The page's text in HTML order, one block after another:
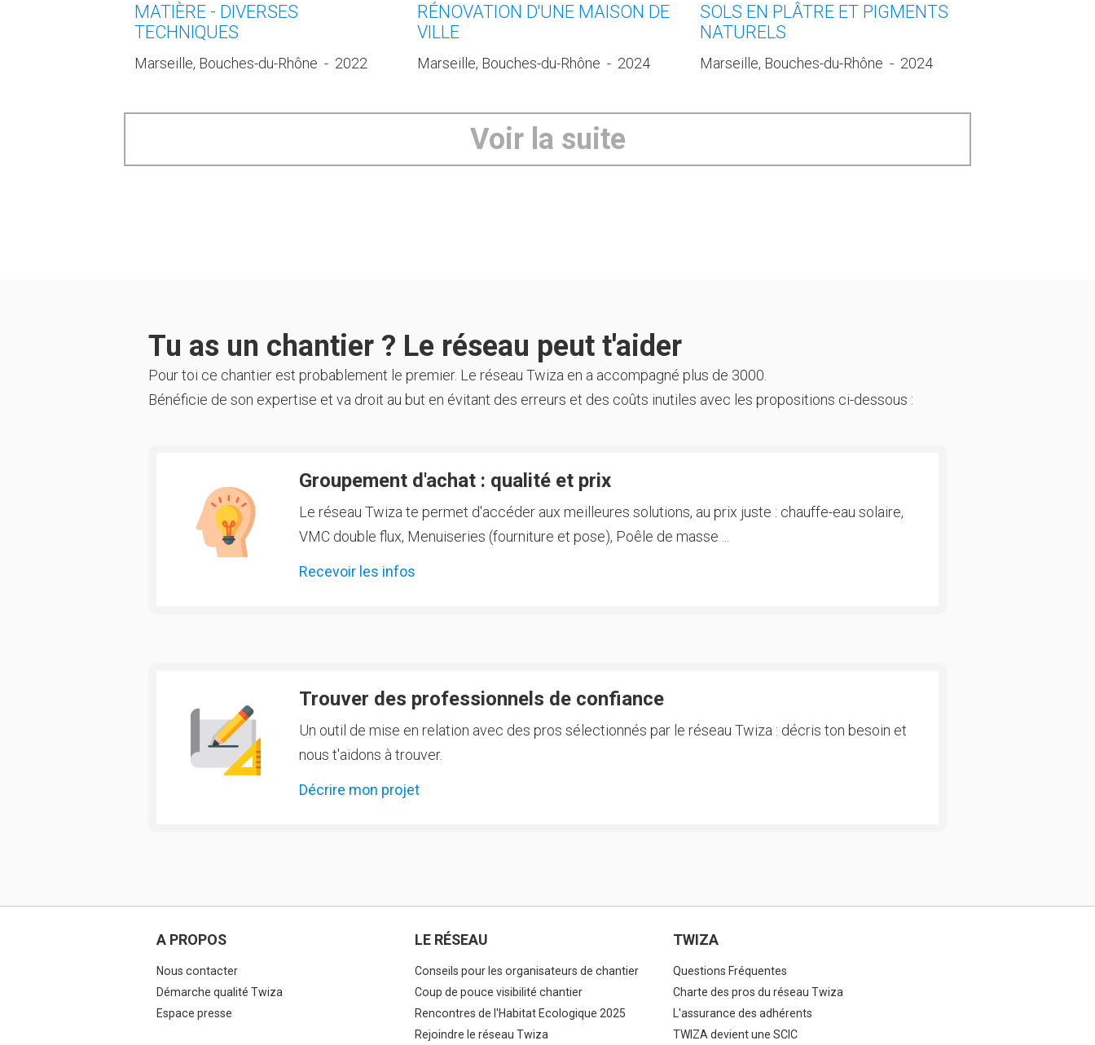
MATIÈRE - DIVERSES
TECHNIQUES
Marseille, Bouches-du-Rhône - 2022
RÉNOVATION D'UNE MAISON DE
VILLE
Marseille, Bouches-du-Rhône - 2024
SOLS EN PLÂTRE ET PIGMENTS
NATURELS
Marseille, Bouches-du-Rhône - 2024
Voir la suite
Tu as un chantier ? Le réseau peut t'aider
Pour toi ce chantier est probablement le premier. Le réseau Twiza en a accompagné plus de 3000.
Bénéficie de son expertise et va droit au but en évitant des erreurs et des coûts inutiles avec les propositions ci-dessous :
Groupement d'achat : qualité et prix
Le réseau Twiza te permet d'accéder aux meilleures solutions, au prix juste : chauffe-eau solaire,
VMC double flux, Menuiseries (fourniture et pose), Poêle de masse ...
Recevoir les infos
Trouver des professionnels de confiance
Un outil de mise en relation avec des pros sélectionnés par le réseau Twiza : décris ton besoin et
nous t'aidons à trouver.
Décrire mon projet
A PROPOS
Nous contacter
Démarche qualité Twiza
Espace presse
LE RÉSEAU
Conseils pour les organisateurs de chantier
Coup de pouce visibilité chantier
Rencontres de l'Habitat Ecologique 2025
Rejoindre le réseau Twiza
TWIZA
Questions Fréquentes
Charte des pros du réseau Twiza
L'assurance des adhérents
TWIZA devient une SCIC